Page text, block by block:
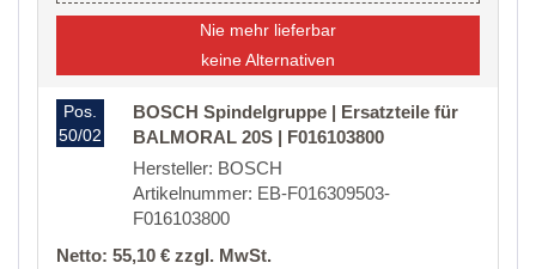
Nie mehr lieferbar
keine Alternativen
Pos.
50/02
BOSCH Spindelgruppe | Ersatzteile für
BALMORAL 20S | F016103800
Hersteller: BOSCH
Artikelnummer: EB-F016309503-
F016103800
Netto: 55,10 € zzgl. MwSt.